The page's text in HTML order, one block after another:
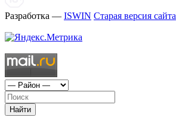
Разработка — ISWIN Старая версия сайта
Найти